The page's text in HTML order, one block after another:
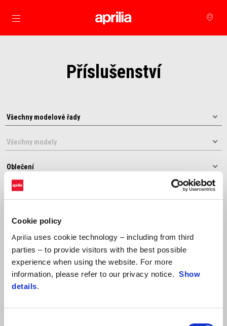
Cookie policy
Aprilia uses cookie technology – including from third
parties – to provide visitors with the best possible
experience when using the website. For more
information, please refer to our privacy notice. Show
details.
Přejít na hlavní obsah
Příslušenství